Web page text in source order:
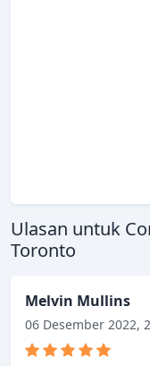
Ulasan untuk
Toronto
Melvin Mullins
06 Desember 2022,